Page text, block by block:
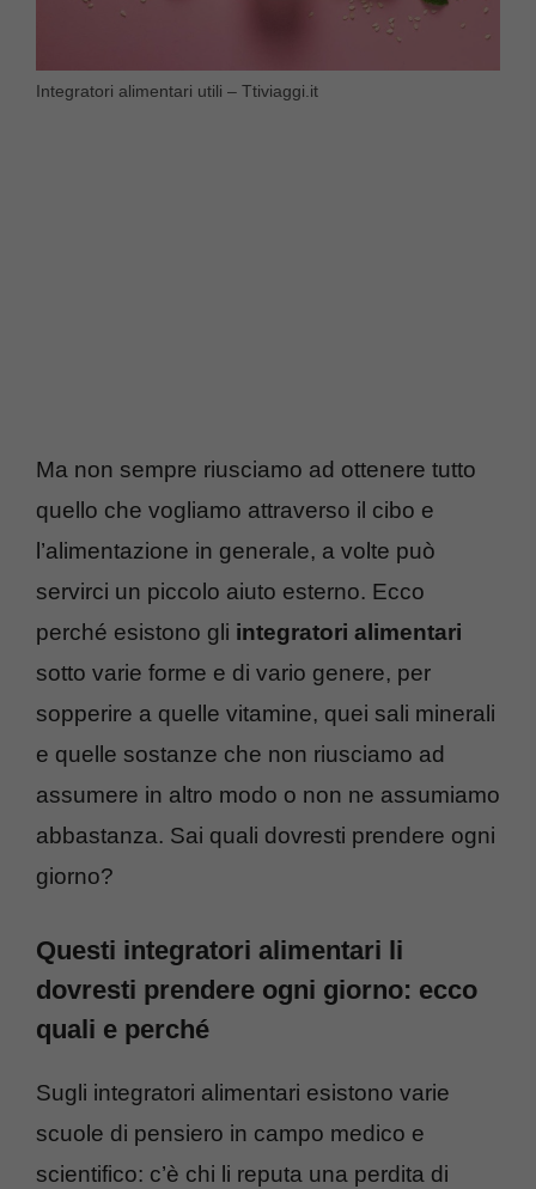
Integratori alimentari utili – Ttiviaggi.it
Ma non sempre riusciamo ad ottenere tutto
quello che vogliamo attraverso il cibo e
l’alimentazione in generale, a volte può
servirci un piccolo aiuto esterno. Ecco
perché esistono gli integratori alimentari
sotto varie forme e di vario genere, per
sopperire a quelle vitamine, quei sali minerali
e quelle sostanze che non riusciamo ad
assumere in altro modo o non ne assumiamo
abbastanza. Sai quali dovresti prendere ogni
giorno?
Questi integratori alimentari li
dovresti prendere ogni giorno: ecco
quali e perché
Sugli integratori alimentari esistono varie
scuole di pensiero in campo medico e
scientifico: c’è chi li reputa una perdita di